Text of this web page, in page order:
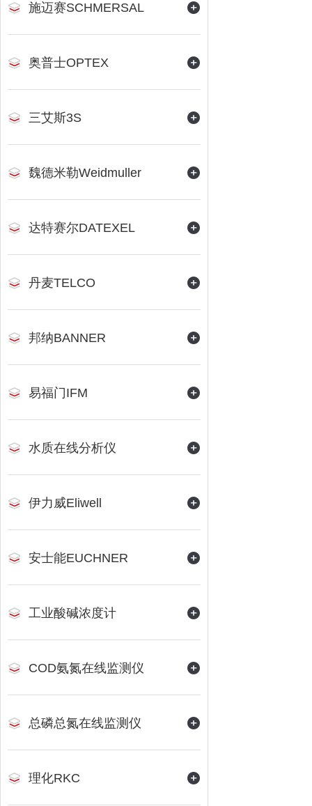
施迈赛SCHMERSAL
奥普士OPTEX
三艾斯3S
魏德米勒Weidmuller
达特赛尔DATEXEL
丹麦TELCO
邦纳BANNER
易福门IFM
水质在线分析仪
伊力威Eliwell
安士能EUCHNER
工业酸碱浓度计
COD氨氮在线监测仪
总磷总氮在线监测仪
理化RKC